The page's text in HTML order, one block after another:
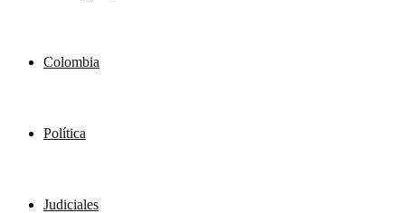
Colombia
Política
Judiciales